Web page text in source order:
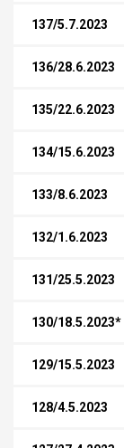
137/5.7.2023
136/28.6.2023
135/22.6.2023
134/15.6.2023
133/8.6.2023
132/1.6.2023
131/25.5.2023
130/18.5.2023*
129/15.5.2023
128/4.5.2023